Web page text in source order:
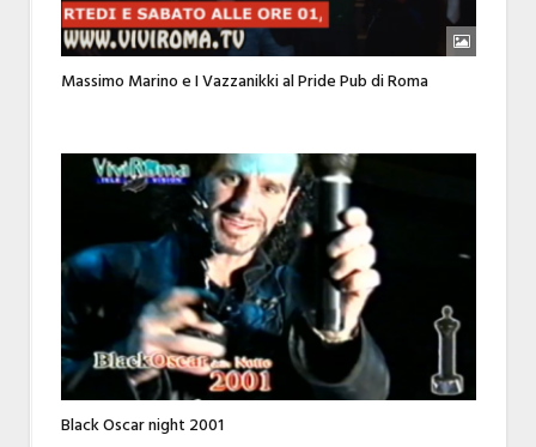
Massimo Marino e I Vazzanikki al Pride Pub di Roma
Black Oscar night 2001